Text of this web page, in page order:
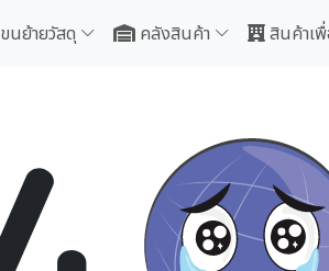
ขนย้ายวัสดุ คลังสินค้า สินค้าเ